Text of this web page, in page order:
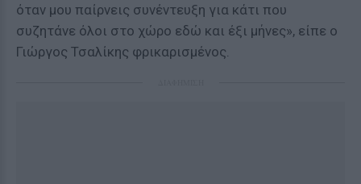
όταν μου παίρνεις συνέντευξη για κάτι που
συζητάνε όλοι στο χώρο εδώ και έξι μήνες», είπε ο
Γιώργος Τσαλίκης φρικαρισμένος.